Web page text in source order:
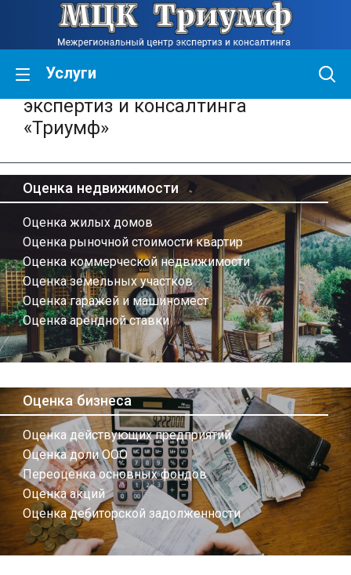
Услуги
Межрегиональный центр
экспертиз и консалтинга
«Триумф»
Оценка недвижимости
Оценка жилых домов
Оценка рыночной стоимости квартир
Оценка коммерческой недвижимости
Оценка земельных участков
Оценка гаражей и машиномест
Оценка арендной ставки
Оценка бизнеса
Оценка действующих предприятий
Оценка доли ООО
Переоценка основных фондов
Оценка акций
Оценка дебиторской задолженности